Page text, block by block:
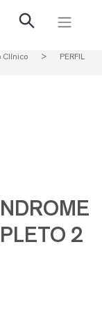
Clínico >
PERFIL
2